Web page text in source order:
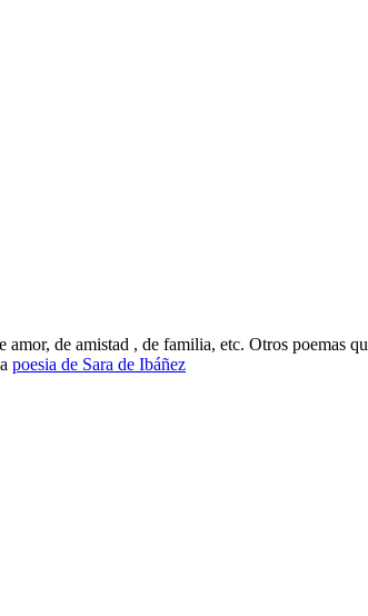
de amistad , de familia, etc. Otros poemas
poesia de Sara de Ibáñez